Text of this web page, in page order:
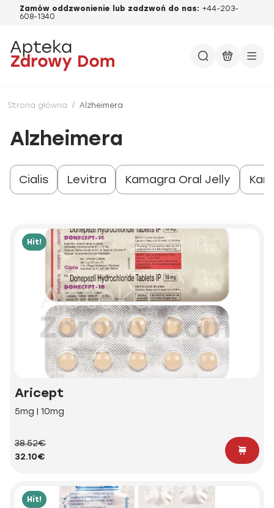
Zamów oddzwonienie lub zadzwoń do nas: +44-203-
608-1340
Strona główna / Alzheimera
Alzheimera
Cialis Levitra Kamagra Oral Jelly
Hit!
Aricept
5mg | 10mg
38.52€
32.10€
Hit!